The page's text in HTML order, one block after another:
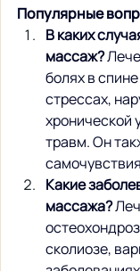
Популярные
В каких
массаж?
болях в
стрессах,
хронической
травм. Он
Какие
массажа?
сколиозе,